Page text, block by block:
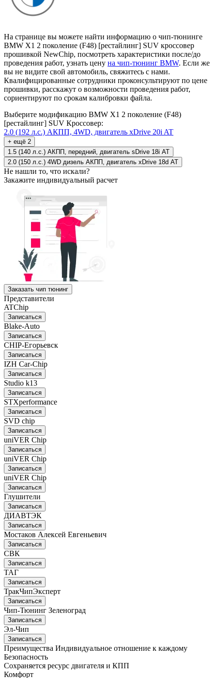
На странице вы можете найти информацию о чип-тюнинге
BMW X1 2 поколение (F48) [рестайлинг] SUV кроссовер
прошивкой NewChip, посмотреть характеристики после/до
проведения работ, узнать цену на чип-тюнинг BMW. Если же
вы не видите свой автомобиль, свяжитесь с нами.
Квалифицированные сотрудники проконсультируют по цене
прошивки, расскажут о возможности проведения работ,
сориентируют по срокам калибровки файла.
Выберите модификацию BMW X1 2 поколение (F48)
[рестайлинг] SUV Кроссовер:
2.0 (192 л.с.) АКПП, 4WD, двигатель xDrive 20i AT
+ ещё 2
1.5 (140 л.с.) АКПП, передний, двигатель sDrive 18i AT
2.0 (150 л.с.) 4WD дизель АКПП, двигатель xDrive 18d AT
Не нашли то, что искали?
Закажите индивидуальный расчет
Заказать чип тюнинг
Представители
ATChip
Записаться
Blake-Auto
Записаться
CHIP-Егорьевск
Записаться
IZH Car-Chip
Записаться
Studio k13
Записаться
STXperformance
Записаться
SVD chip
Записаться
uniVER Chip
Записаться
uniVER Chip
Записаться
uniVER Chip
Записаться
Глушители
Записаться
ДИАВТЭК
Записаться
Мостаков Алексей Евгеньевич
Записаться
СВК
Записаться
ТАГ
Записаться
ТракЧипЭксперт
Записаться
Чип-Тюнинг Зеленоград
Записаться
Эл-Чип
Записаться
Преимущества Индивидуальное отношение к каждому
Безопасность
Сохраняется ресурс двигателя и КПП
Комфорт